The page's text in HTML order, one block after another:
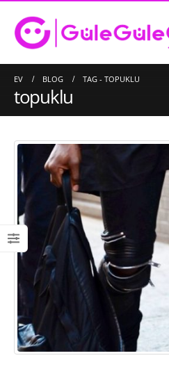
EV BLOG TAG - TOPUKLU
topuklu
Saten Atkı İmalatı
16/03/2023
Çanta İmalatı – Üretimi
10/03/2023
Giyilebilir Battaniye Hoodie
Üretimi